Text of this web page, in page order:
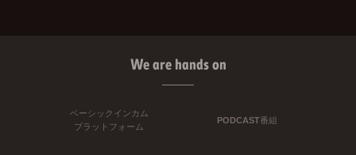
We are hands on
ベーシックインカム
プラットフォーム
PODCAST番組